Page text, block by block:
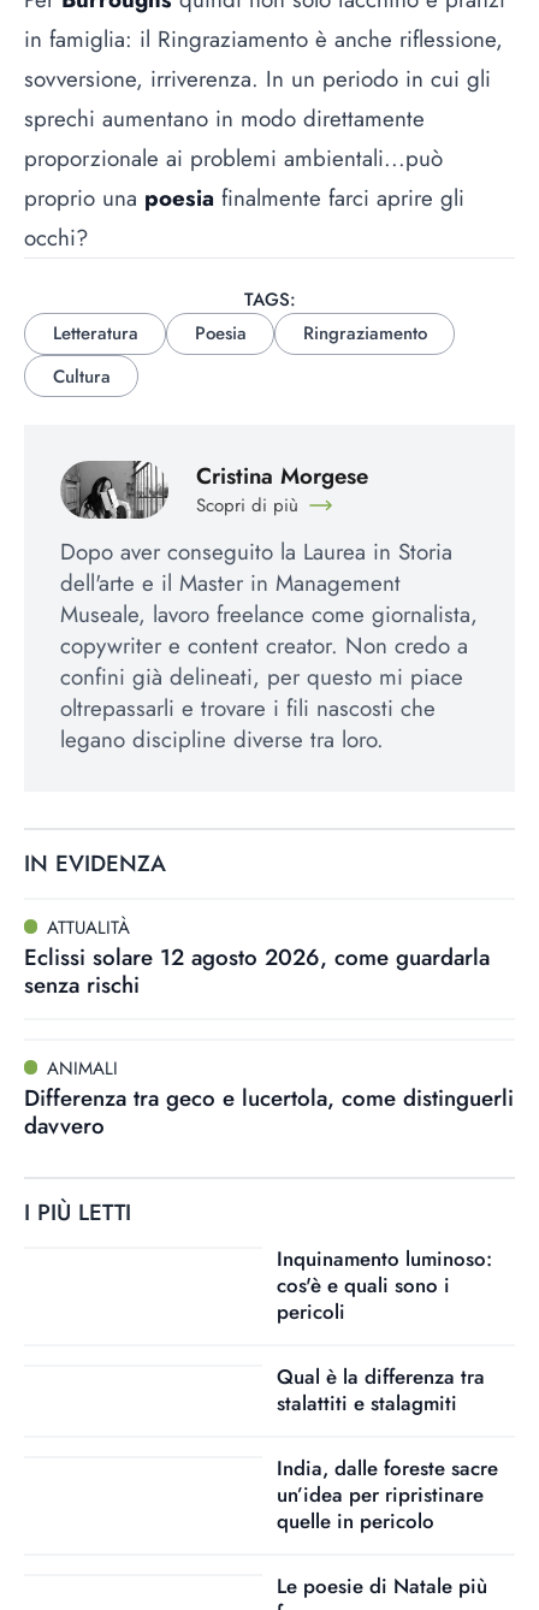
in famiglia: il Ringraziamento è anche riflessione,
sovversione, irriverenza. In un periodo in cui gli
sprechi aumentano in modo direttamente
proporzionale ai problemi ambientali...può
proprio una poesia finalmente farci aprire gli
occhi?
TAGS:
Letteratura
Poesia
Ringraziamento
Cultura
Cristina Morgese
Scopri di più
Dopo aver conseguito la Laurea in Storia
dell'arte e il Master in Management
Museale, lavoro freelance come giornalista,
copywriter e content creator. Non credo a
confini già delineati, per questo mi piace
oltrepassarli e trovare i fili nascosti che
legano discipline diverse tra loro.
IN EVIDENZA
ATTUALITÀ
Eclissi solare 12 agosto 2026, come guardarla
senza rischi
ANIMALI
Differenza tra geco e lucertola, come distinguerli
davvero
I PIÙ LETTI
Inquinamento luminoso:
cos'è e quali sono i
pericoli
Qual è la differenza tra
stalattiti e stalagmiti
India, dalle foreste sacre
un’idea per ripristinare
quelle in pericolo
Le poesie di Natale più